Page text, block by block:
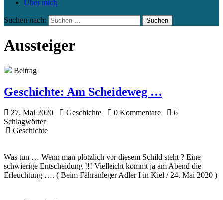
Über mich
Suchen nach:
Aussteiger
Beitrag
Geschichte: Am Scheideweg …
27. Mai 2020 Geschichte 0 Kommentare
6
Schlagwörter
Geschichte
Was tun … Wenn man plötzlich vor diesem Schild steht ? Eine
schwierige Entscheidung !!! Vielleicht kommt ja am Abend die
Erleuchtung …. ( Beim Fähranleger Adler I in Kiel / 24. Mai 2020 )